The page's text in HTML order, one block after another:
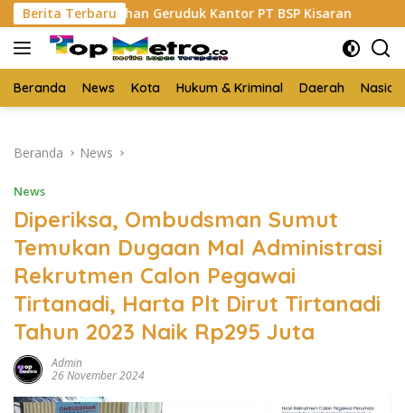
Langsung
ke
konten
Berita Terbaru
Geruduk Kantor PT BSP Kisaran Budi Yanto SH
Beranda News Kota Hukum & Kriminal Daerah
Beranda News
News
Diperiksa, Ombudsman Sumut
Temukan Dugaan Mal Administrasi
Rekrutmen Calon Pegawai
Tirtanadi, Harta Plt Dirut Tirtanadi
Tahun 2023 Naik Rp295 Juta
Admin
26 November 2024